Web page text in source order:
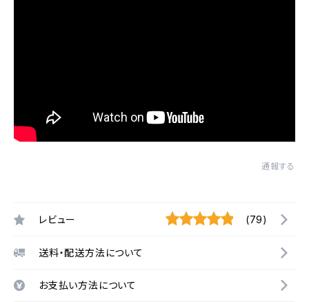
通報する
レビュー (79)
送料・配送方法について
お支払い方法について